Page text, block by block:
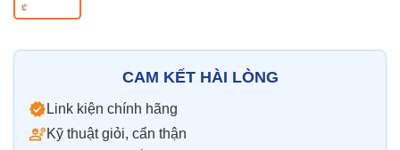
CAM KẾT HÀI LÒNG
Link kiện chính hãng
Kỹ thuật giỏi, cẩn thận